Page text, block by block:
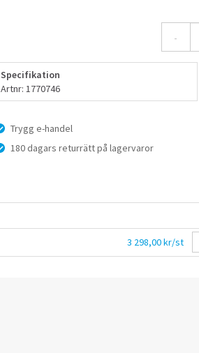
-
Specifikation
Artnr: 1770746
Trygg e-handel
180 dagars returrätt på lagervaror
3 298,00 kr/st